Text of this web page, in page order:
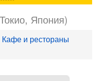
Япония)
Кафе и рестораны